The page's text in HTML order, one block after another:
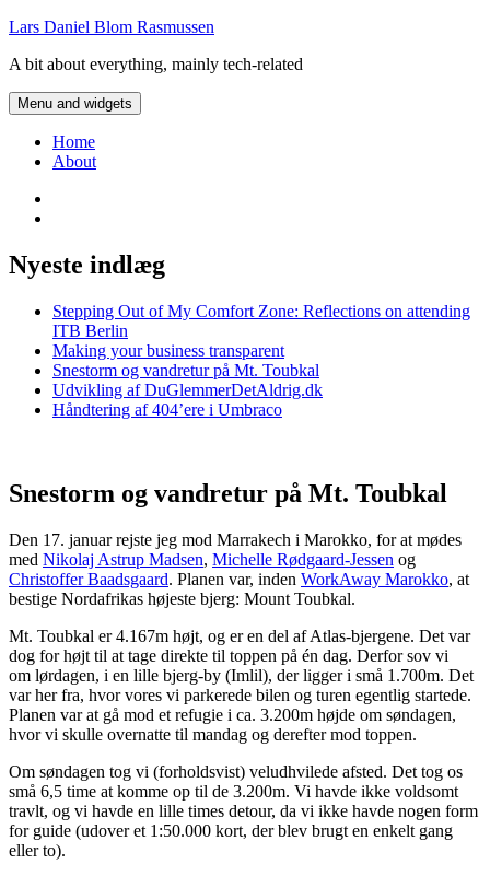
Skip
content
Lars Daniel Blom Rasmussen
A bit about everything, mainly tech-related
Menu and widgets
Home
About
Nyeste indlæg
Stepping Out of My Comfort Zone: Reflections on attending
ITB Berlin
Making your business transparent
Snestorm og vandretur på Mt. Toubkal
Udvikling af DuGlemmerDetAldrig.dk
Håndtering af 404’ere i Umbraco
Snestorm og vandretur på Mt. Toubkal
Den 17. januar rejste jeg mod Marrakech i Marokko, for at mødes
med Nikolaj Astrup Madsen, Michelle Rødgaard-Jessen og
Christoffer Baadsgaard. Planen var, inden WorkAway Marokko, at
bestige Nordafrikas højeste bjerg: Mount Toubkal.
Mt. Toubkal er 4.167m højt, og er en del af Atlas-bjergene. Det var
dog for højt til at tage direkte til toppen på én dag. Derfor sov vi
om lørdagen, i en lille bjerg-by (Imlil), der ligger i små 1.700m. Det
var her fra, hvor vores vi parkerede bilen og turen egentlig startede.
Planen var at gå mod et refugie i ca. 3.200m højde om søndagen,
hvor vi skulle overnatte til mandag og derefter mod toppen.
Om søndagen tog vi (forholdsvist) veludhvilede afsted. Det tog os
små 6,5 time at komme op til de 3.200m. Vi havde ikke voldsomt
travlt, og vi havde en lille times detour, da vi ikke havde nogen form
for guide (udover et 1:50.000 kort, der blev brugt en enkelt gang
eller to).